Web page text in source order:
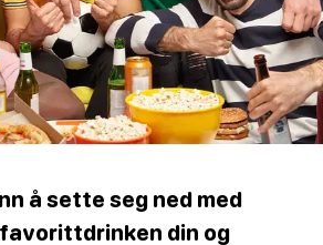
å sette seg ned med
din og